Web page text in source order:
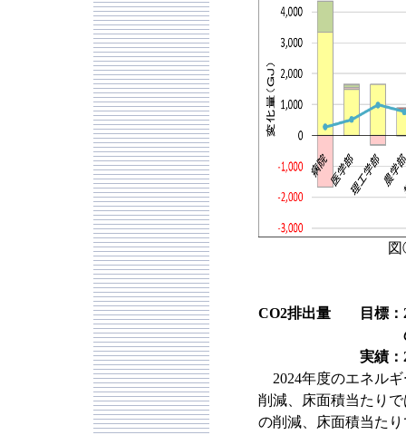
CO2排出量 目標：
のCO2排出
実績：
2024年度のエネルギ
削減、床面積当たり
の削減、床面積当た